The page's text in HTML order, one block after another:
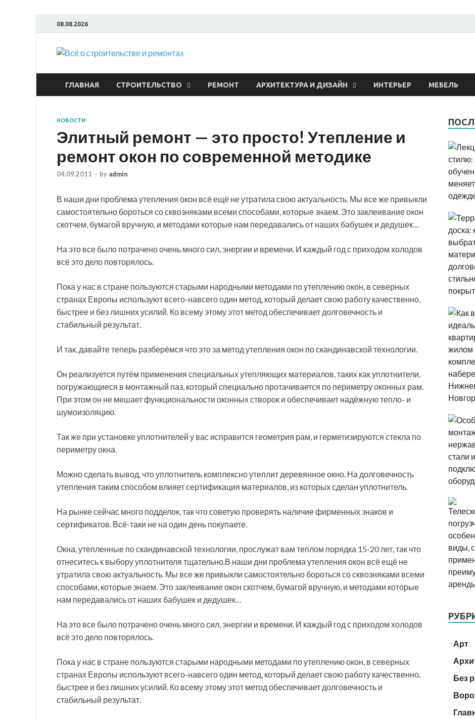
08.08.2026
Всё о строительстве и
ГЛАВНАЯ СТРОИТЕЛЬСТВО РЕМОНТ АРХИТЕКТУРА И ДИЗАЙН ИНТЕРЬЕР МЕБЕЛЬ
НОВОСТИ
Элитный ремонт — это просто! Утепление и
ремонт окон по современной методике
04.09.2011 - by admin
В наши дни проблема утепления окон всё ещё не утратила свою актуальность. Мы все же привыкли
самостоятельно бороться со сквозняками всеми способами, которые знаем. Это заклеивание окон
скотчем, бумагой вручную, и методами которые нам передавались от наших бабушек и дедушек…
На это все было потрачено очень много сил, энергии и времени. И каждый год с приходом холодов
всё это дело повторялось.
Пока у нас в стране пользуются старыми народными методами по утеплению окон, в северных
странах Европы используют всего-навсего один метод, который делает свою работу качественно,
быстрее и без лишних усилий. Ко всему этому этот метод обеспечивает долговечность и
стабильный результат.
И так, давайте теперь разберёмся что это за метод утепления окон по скандинавской технологии.
Он реализуется путём применения специальных утепляющих материалов, таких как уплотнители,
погружающиеся в монтажный паз, который специально протачивается по периметру оконных рам.
При этом он не мешает функциональности оконных створок и обеспечивает надёжную тепло- и
шумоизоляцию.
Так же при установке уплотнителей у вас исправится геометрия рам, и герметизируются стекла по
периметру окна.
Можно сделать вывод, что уплотнитель комплексно утеплит деревянное окно. На долговечность
утепления таким способом влияет сертификация материалов, из которых сделан уплотнитель.
На рынке сейчас много подделок, так что советую проверять наличие фирменных знаков и
сертификатов. Всё-таки не на один день покупаете.
Окна, утепленные по скандинавской технологии, прослужат вам теплом порядка 15-20 лет, так что
отнеситесь к выбору уплотнителя тщательно.В наши дни проблема утепления окон всё ещё не
утратила свою актуальность. Мы все же привыкли самостоятельно бороться со сквозняками всеми
способами, которые знаем. Это заклеивание окон скотчем, бумагой вручную, и методами которые
нам передавались от наших бабушек и дедушек…
На это все было потрачено очень много сил, энергии и времени. И каждый год с приходом холодов
всё это дело повторялось.
Пока у нас в стране пользуются старыми народными методами по утеплению окон, в северных
странах Европы используют всего-навсего один метод, который делает свою работу качественно,
быстрее и без лишних усилий. Ко всему этому этот метод обеспечивает долговечность и
стабильный результат.
Арт
Без